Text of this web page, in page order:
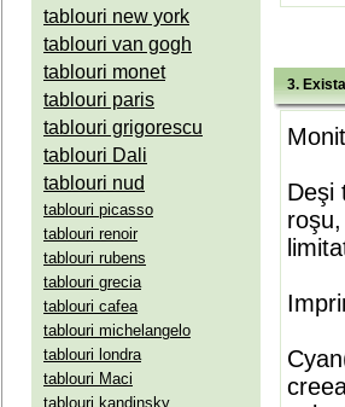
tablouri new york
tablouri van gogh
tablouri monet
tablouri paris
tablouri grigorescu
tablouri Dali
tablouri nud
tablouri picasso
tablouri renoir
tablouri rubens
tablouri grecia
tablouri cafea
tablouri michelangelo
tablouri londra
tablouri Maci
tablouri kandinsky
3.
Deşi